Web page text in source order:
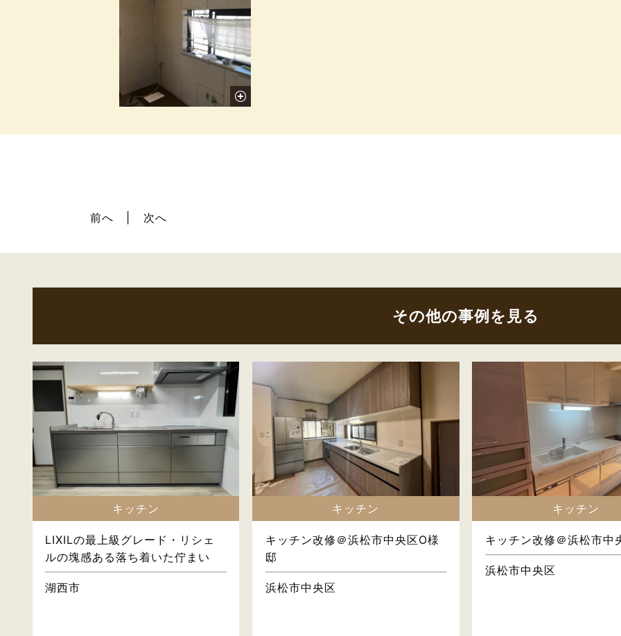
前へ 次へ
その他の事例を見る
キッチン
LIXILの最上級グレード・リシェ
ルの塊感ある落ち着いた佇まい
湖西市
キッチン
キッチン改修＠浜松市中央区O様
邸
浜松市中央区
キッチン
キッチン改修＠浜松市中
浜松市中央区